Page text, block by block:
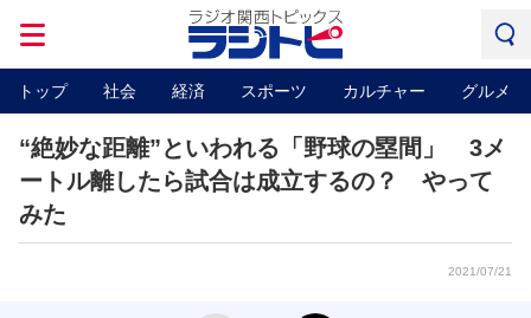
トップ 社会 経済 スポーツ カルチャー グルメ
“絶妙な距離”といわれる「野球の塁間」 3メ
ートル離したら試合は成立するの？ やって
みた
2021/07/21